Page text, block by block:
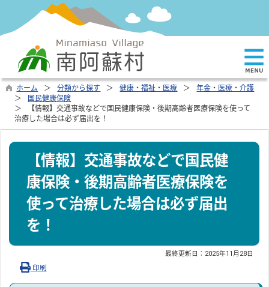
ホーム 分類から探す 健康・福祉・医療
年金・医療・介護
国民健康保険
【情報】交通事故などで国民健康保険・後期高齢者医療保険を使って
治療した場合は必ず届出を！
【情報】交通事故などで国民健
康保険・後期高齢者医療保険を
使って治療した場合は必ず届出
を！
最終更新日： 2025年11月28日
印刷